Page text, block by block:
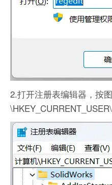
2.打开注册表编辑器，按